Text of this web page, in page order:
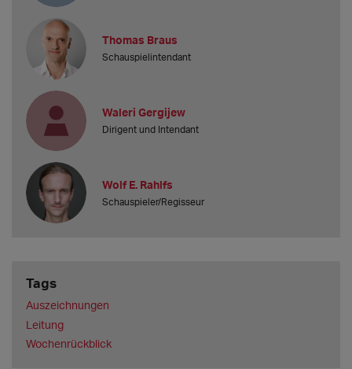
Thomas Braus
Schauspielintendant
Waleri Gergijew
Dirigent und Intendant
Wolf E. Rahlfs
Schauspieler/Regisseur
Tags
Auszeichnungen
Leitung
Wochenrückblick